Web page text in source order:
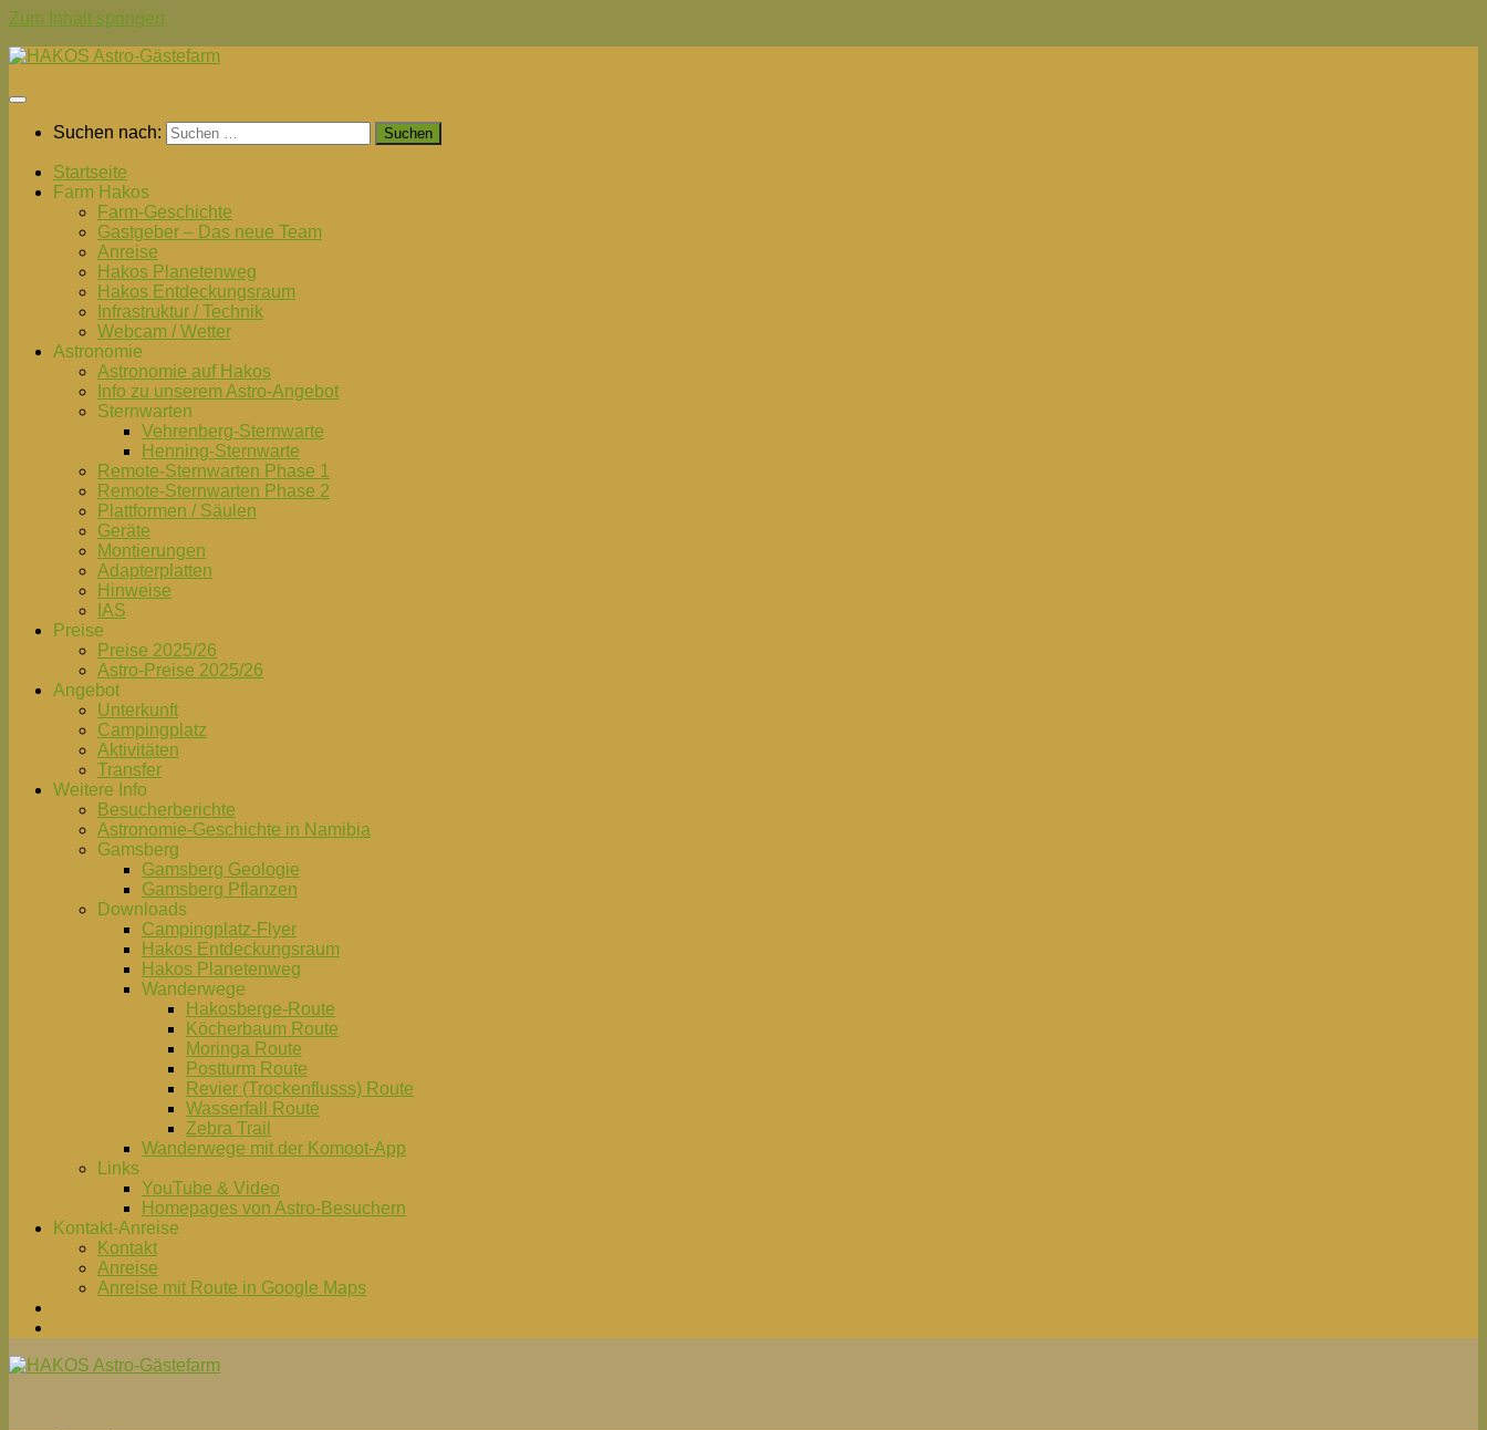
Zum Inhalt springen
Suchen nach:
Startseite
Farm Hakos
Farm-Geschichte
Gastgeber – Das neue Team
Anreise
Hakos Planetenweg
Hakos Entdeckungsraum
Infrastruktur / Technik
Webcam / Wetter
Astronomie
Astronomie auf Hakos
Info zu unserem Astro-Angebot
Sternwarten
Vehrenberg-Sternwarte
Henning-Sternwarte
Remote-Sternwarten Phase 1
Remote-Sternwarten Phase 2
Plattformen / Säulen
Geräte
Montierungen
Adapterplatten
Hinweise
IAS
Preise
Preise 2025/26
Astro-Preise 2025/26
Angebot
Unterkunft
Campingplatz
Aktivitäten
Transfer
Weitere Info
Besucherberichte
Astronomie-Geschichte in Namibia
Gamsberg
Gamsberg Geologie
Gamsberg Pflanzen
Downloads
Campingplatz-Flyer
Hakos Entdeckungsraum
Hakos Planetenweg
Wanderwege
Hakosberge-Route
Köcherbaum Route
Moringa Route
Postturm Route
Revier (Trockenflusss) Route
Wasserfall Route
Zebra Trail
Wanderwege mit der Komoot-App
Links
YouTube & Video
Homepages von Astro-Besuchern
Kontakt-Anreise
Kontakt
Anreise
Anreise mit Route in Google Maps